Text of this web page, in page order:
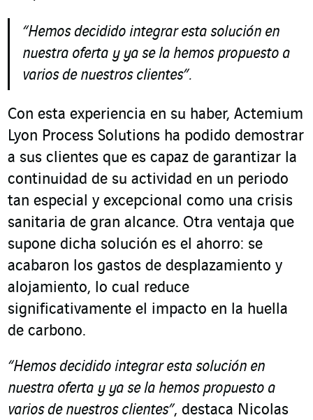
“Hemos decidido integrar esta solución en
nuestra oferta y ya se la hemos propuesto a
varios de nuestros clientes”.
Con esta experiencia en su haber, Actemium
Lyon Process Solutions ha podido demostrar
a sus clientes que es capaz de garantizar la
continuidad de su actividad en un periodo
tan especial y excepcional como una crisis
sanitaria de gran alcance. Otra ventaja que
supone dicha solución es el ahorro: se
acabaron los gastos de desplazamiento y
alojamiento, lo cual reduce
significativamente el impacto en la huella
de carbono.
“Hemos decidido integrar esta solución en
nuestra oferta y ya se la hemos propuesto a
varios de nuestros clientes”, destaca Nicolas